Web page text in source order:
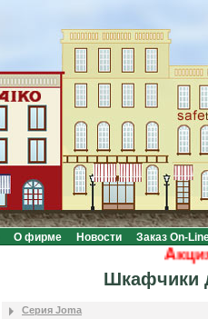
О фирме Новости Заказ On-
Шкафчики
Серия Joma